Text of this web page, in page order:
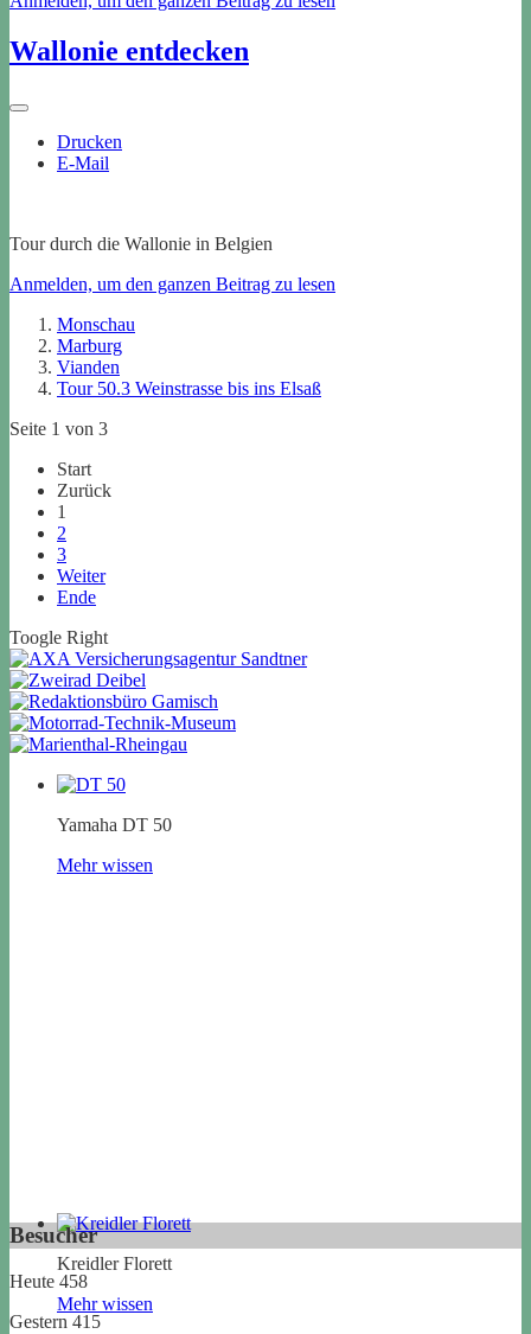
Wallonie entdecken
Drucken
E-Mail
Tour durch die Wallonie in Belgien
Anmelden, um den ganzen Beitrag zu lesen
Monschau
Marburg
Vianden
Tour 50.3 Weinstrasse bis ins Elsaß
Seite 1 von 3
Start
Zurück
1
2
3
Weiter
Ende
Toogle Right
Yamaha DT 50
Mehr wissen
Kreidler Florett
Mehr wissen
Besucher
Heute 458
Gestern 415